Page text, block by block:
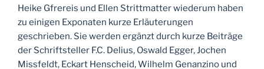
Heike Gfrereis und Ellen Strittmatter wiederum haben
zu einigen Exponaten kurze Erläuterungen
geschrieben. Sie werden ergänzt durch kurze Beiträge
der Schriftsteller F.C. Delius, Oswald Egger, Jochen
Missfeldt, Eckart Henscheid, Wilhelm Genanzino und